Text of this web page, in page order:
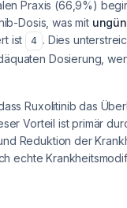
Praxis (66,9%)
Dosis, was mit
ist 4 . Dies
Dosierung,
Ruxolitinib das
Vorteil ist primär
Reduktion der
echte